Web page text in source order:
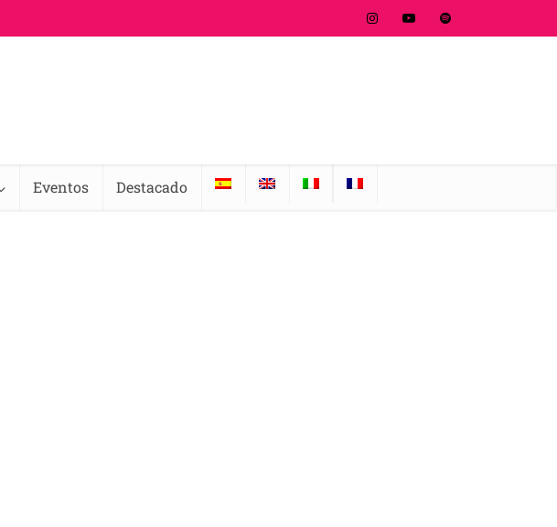
Eventos Destacado